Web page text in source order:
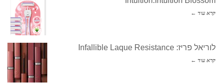
קרא עוד ←
לוריאל פריז: Infallible Laque Resistance
קרא עוד ←